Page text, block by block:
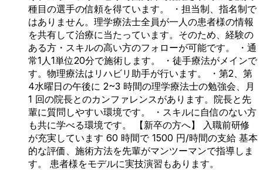
種目の選手の信頼を得ています。 ・担当制、指名制で
はありません。理学療法士全員が一人の患者様の情報
を共有して治療に当たっています。そのため、経験の
ある方・スキルの高い方のフォローが可能です。 ・通
常1人1単位20分で施術します。 ・徒手療法がメインで
す。物理療法はリハビリ助手が行います。 ・第2、第
4水曜日の午後に 2~3 時間の理学療法士の勉強会、月
1 回の院長とのカンファレンスがあります。院長と先
輩に質問しやすい環境です。 ・スキルに自信のない方
も共に学べる環境です。 【新卒の方へ】 入職前研修
が充実しています 60 時間で 1500 円/時間の支給 基本
的な評価、施術方法を先輩がマンツーマンで指導しま
す。 患者様をモデルに実技演習もあります。